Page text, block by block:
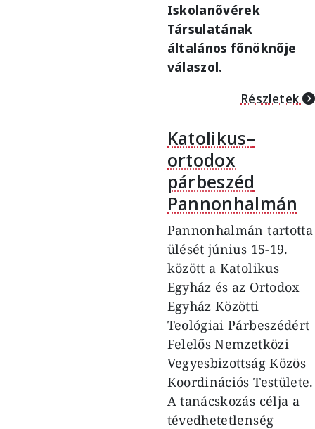
Iskolanővérek
Társulatának
általános főnöknője
válaszol.
Részletek
Katolikus–
ortodox
párbeszéd
Pannonhalmán
Pannonhalmán tartotta
ülését június 15-19.
között a Katolikus
Egyház és az Ortodox
Egyház Közötti
Teológiai Párbeszédért
Felelős Nemzetközi
Vegyesbizottság Közös
Koordinációs Testülete.
A tanácskozás célja a
tévedhetetlenség